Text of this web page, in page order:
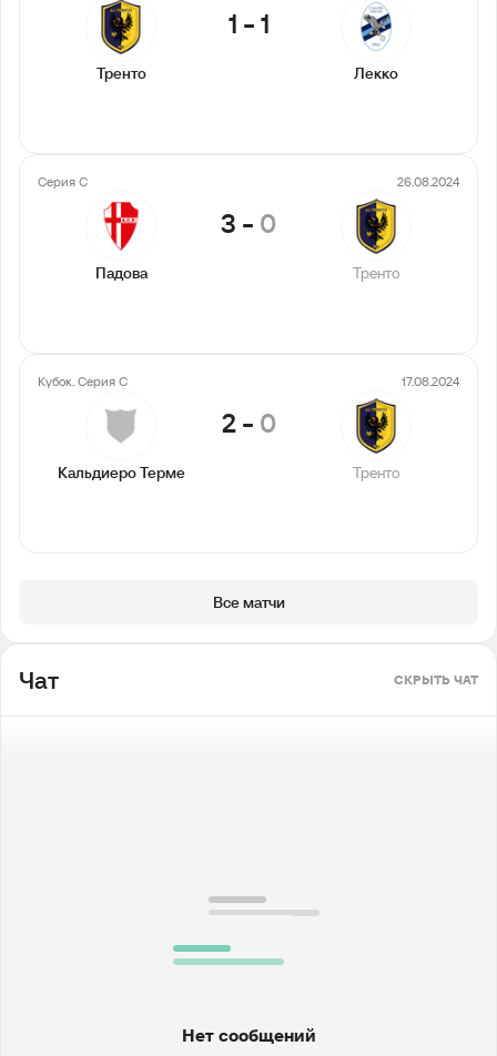
Тренто
1 -1
Лекко
Серия С 26.08.2024
Падова
3 - 0
Тренто
Кубок. Серия C 17.08.2024
Кальдиеро Терме
2 - 0
Тренто
Все матчи
Чат СКРЫТЬ ЧАТ
Нет сообщений